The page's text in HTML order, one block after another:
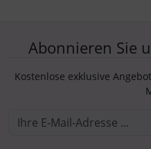
Abonnieren Sie
Kostenlose exklusive